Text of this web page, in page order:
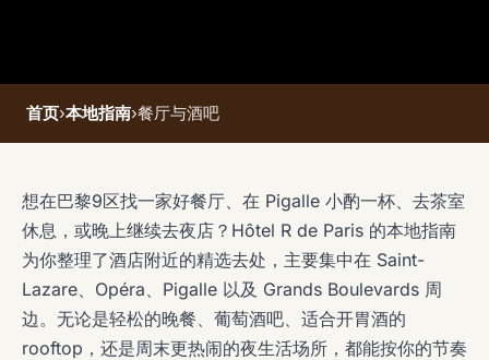
首页›本地指南›餐厅与酒吧
想在巴黎9区找一家好餐厅、在 Pigalle 小酌一杯、去茶室
休息，或晚上继续去夜店？Hôtel R de Paris 的本地指南
为你整理了酒店附近的精选去处，主要集中在 Saint-
Lazare、Opéra、Pigalle 以及 Grands Boulevards 周
边。无论是轻松的晚餐、葡萄酒吧、适合开胃酒的
rooftop，还是周末更热闹的夜生活场所，都能按你的节奏